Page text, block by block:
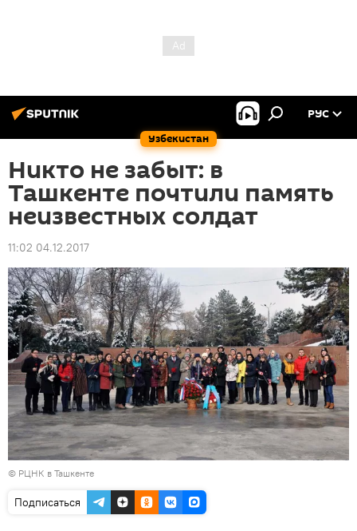
Узбекистан
РУС
Никто не забыт: в
Ташкенте почтили память
неизвестных солдат
11:02 04.12.2017
© РЦНК в Ташкенте
Подписаться